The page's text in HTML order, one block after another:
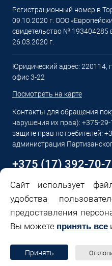
Регистрационный номер в
09.10.2020 г. ООО
свидетельство №
26.03.2020 г.
Юридический адрес: 220114,
офис 3-22
Посмотреть на карте
Контакты для обращения
нарушения их прав): +375-
защите прав потребителей:
администрация
+375 (17) 392-70-
Email:
Пн-Пт: с 9:00 до 18:00 Сб,Вс:
Сайт использует
удобства
предоставления
Вы можете принять все
Принять